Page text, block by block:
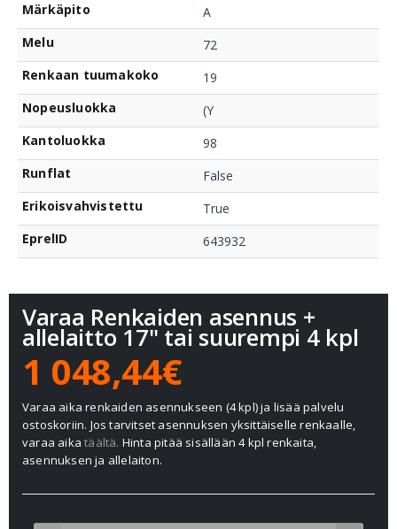
Märkäpito
A
Melu
72
Renkaan tuumakoko
19
Nopeusluokka
(Y
Kantoluokka
98
Runflat
False
Erikoisvahvistettu
True
EprelID
643932
Varaa Renkaiden asennus +
allelaitto 17" tai suurempi 4 kpl
1 048,44€
Varaa aika renkaiden asennukseen (4 kpl) ja lisää palvelu
ostoskoriin. Jos tarvitset asennuksen yksittäiselle renkaalle,
varaa aikatäältä. Hinta pitää sisällään 4 kpl renkaita,
asennuksen ja allelaiton.